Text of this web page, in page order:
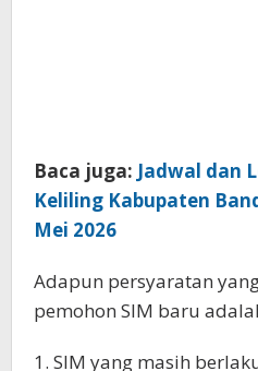
Baca juga: Jadwal dan
Keliling Kabupaten
Mei 2026
Adapun persyaratan
pemohon SIM baru
1. SIM yang masih